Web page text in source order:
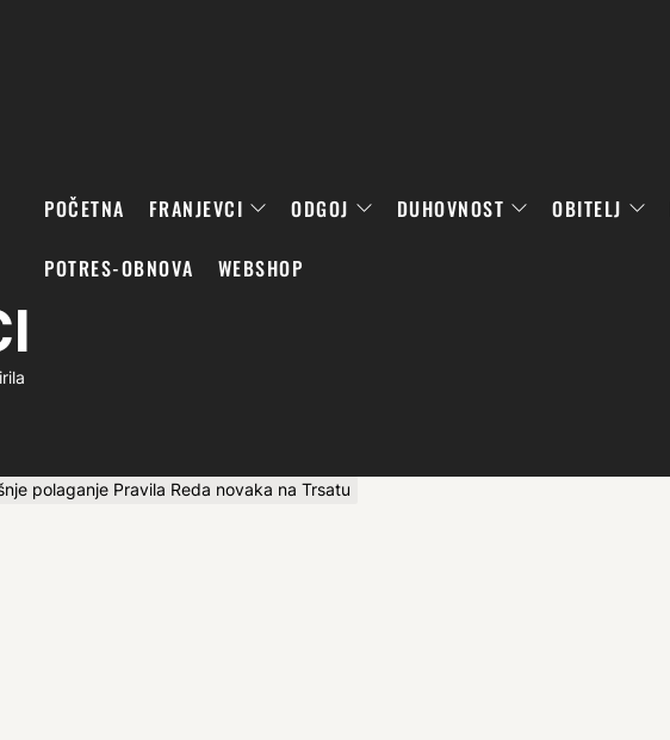
POČETNA FRANJEVCI ODGOJ DUHOVNOST OBITELJ
POTRES-OBNOVA WEBSHOP
polaganje Pravila Reda novaka na Trsatu